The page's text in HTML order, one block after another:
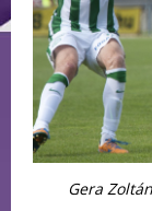
Gera